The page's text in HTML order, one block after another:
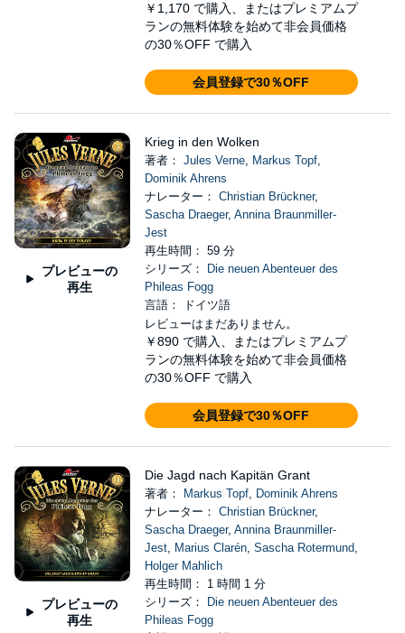
￥1,170 で購入、またはプレミアムプ
ランの無料体験を始めて非会員価格
の30％OFF で購入
会員登録で30％OFF
プレビューの
再生
Krieg in den Wolken
著者： Jules Verne, Markus Topf,
Dominik Ahrens
ナレーター： Christian Brückner,
Sascha Draeger, Annina Braunmiller-
Jest
再生時間： 59 分
シリーズ：
Die neuen Abenteuer des
Phileas Fogg
言語： ドイツ語
レビューはまだありません。
￥890 で購入、またはプレミアムプ
ランの無料体験を始めて非会員価格
の30％OFF で購入
会員登録で30％OFF
プレビューの
再生
Die Jagd nach Kapitän Grant
著者： Markus Topf, Dominik Ahrens
ナレーター： Christian Brückner,
Sascha Draeger, Annina Braunmiller-
Jest, Marius Clarén, Sascha Rotermund,
Holger Mahlich
再生時間： 1 時間 1 分
シリーズ：
Die neuen Abenteuer des
Phileas Fogg